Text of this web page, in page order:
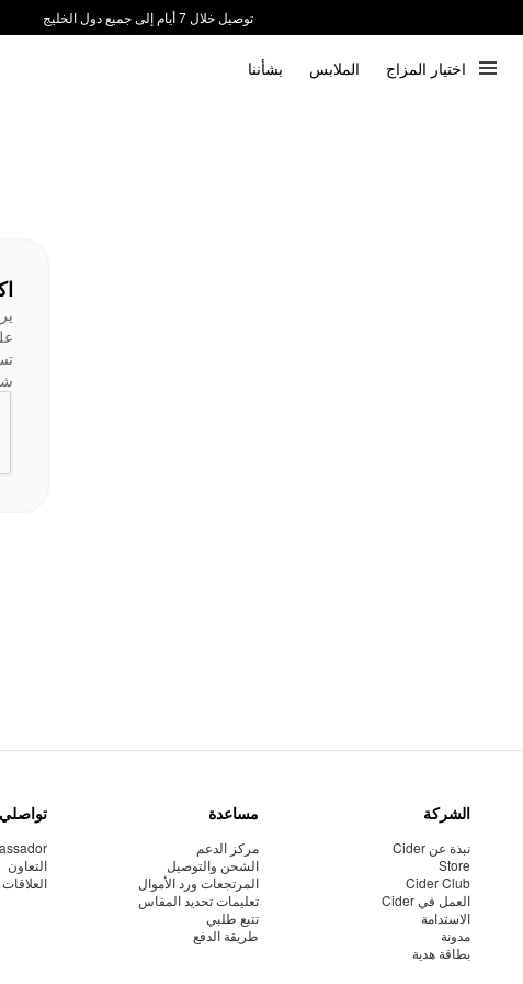
توصيل خلال 7 أيام إلى جميع دول الخليج
اختيار المزاج الملابس بشأننا
الشركة
نبذة عن Cider
Store
Cider Club
العمل في Cider
الاستدامة
مدونة
بطاقة هدية
مساعدة
مركز الدعم
الشحن والتوصيل
المرتجعات ورد الأموال
تعليمات تحديد المقاس
تتبع طلبي
طريقة الدفع
التعاون
العلاقات